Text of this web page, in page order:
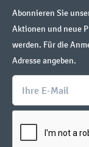
Abonnieren Sie
Aktionen und neue
werden. Für die
Adresse angeben.